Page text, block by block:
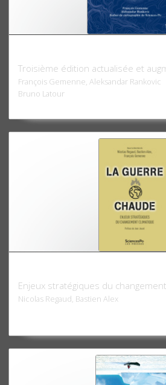
Troisième édition actualisée et
François Gemenne, Aleksandar Rankovic
Bruno Latour
Enjeux stratégiques du
Nicolas Regaud, Bastien Alex